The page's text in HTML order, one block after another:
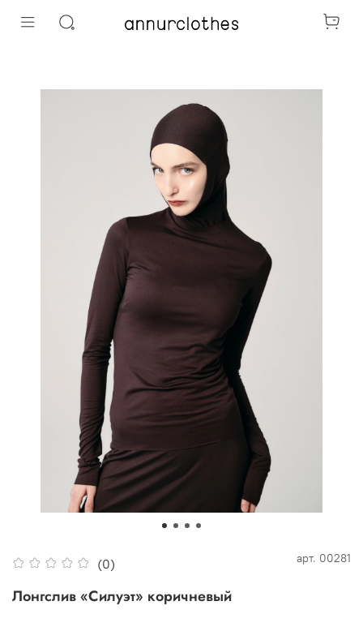
(0) арт. 00281
Лонгслив «Силуэт» коричневый